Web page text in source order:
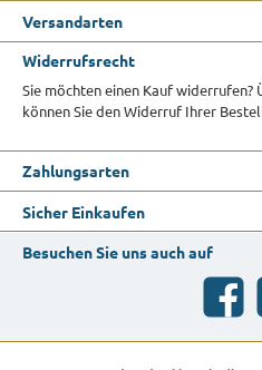
Versandarten
Widerrufsrecht
Sie möchten einen Kauf
können Sie den Widerruf Ihrer
Zahlungsarten
Sicher Einkaufen
Besuchen Sie uns auch auf
Facebook